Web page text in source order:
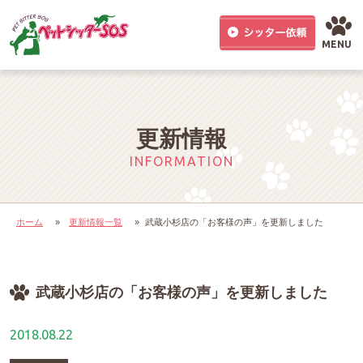
MENU
更新情報
INFORMATION
ホーム » 更新情報一覧 » 武蔵小杉店の「お客様の声」を更新しました
武蔵小杉店の「お客様の声」を更新しました
2018.08.22